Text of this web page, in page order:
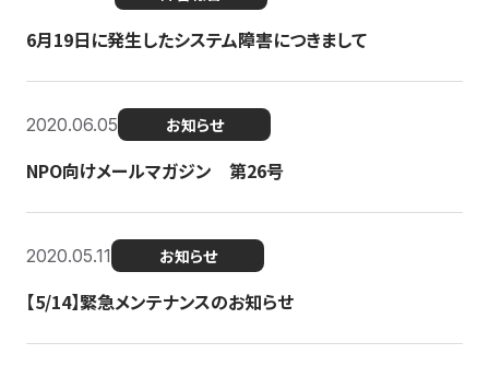
6月19日に発生したシステム障害につきまして
2020.06.05 お知らせ
NPO向けメールマガジン 第26号
2020.05.11 お知らせ
【5/14】緊急メンテナンスのお知らせ